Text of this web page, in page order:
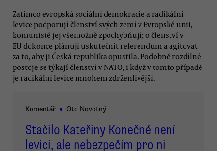
Zatímco evropská sociální demokracie a radikální
levice podporují členství svých zemí v Evropské unii,
komunisté jej všemožně zpochybňují; o členství v
EU dokonce plánují uskutečnit referendum a agitovat
za to, aby ji Česká republika opustila. Podobně rozdílné
postoje se týkají členství v NATO, i když v tomto případě
je radikální levice mnohem zdrženlivější.
Komentář ● Oto Novotný
Stačilo Kateřiny Konečné není
levicí, ale nebezpečím pro ni